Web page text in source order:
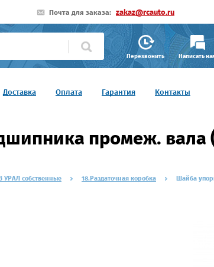
Почта для заказа: zakaz@rcauto.ru
Перезвонить Написать
Доставка Оплата Гарантия Контакты
промеж. вала
УРАЛ собственные 18.Раздаточная коробка
Шайба